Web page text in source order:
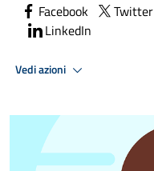
Facebook Twitter
LinkedIn
Vedi azioni